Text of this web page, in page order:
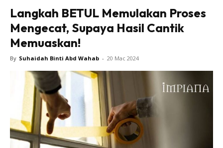
Ruang Makan
Ruang Tamu
Direktori
Interior Design
Landskap
DIY
Bilik Air
Bilik Tidur
Dapur
Ruang Makan
Langkah BETUL Memulakan Proses
Mengecat, Supaya Hasil Cantik
Memuaskan!
By Suhaidah Binti Abd Wahab - 20 Mac 2024